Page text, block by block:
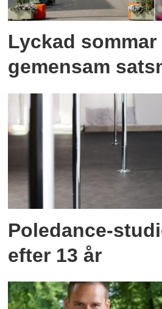
Lyckad
gemensam
Poledance-
efter 13 år